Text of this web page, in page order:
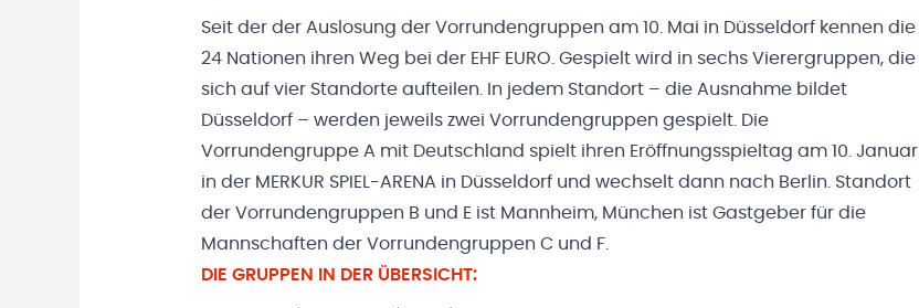
Seit der der Auslosung der Vorrundengruppen am 10. Mai in Düsseldorf kennen die
24 Nationen ihren Weg bei der EHF EURO. Gespielt wird in sechs Vierergruppen, die
sich auf vier Standorte aufteilen. In jedem Standort – die Ausnahme bildet
Düsseldorf – werden jeweils zwei Vorrundengruppen gespielt. Die
Vorrundengruppe A mit Deutschland spielt ihren Eröffnungsspieltag am 10. Januar
in der MERKUR SPIEL-ARENA in Düsseldorf und wechselt dann nach Berlin. Standort
der Vorrundengruppen B und E ist Mannheim, München ist Gastgeber für die
Mannschaften der Vorrundengruppen C und F.
DIE GRUPPEN IN DER ÜBERSICHT: